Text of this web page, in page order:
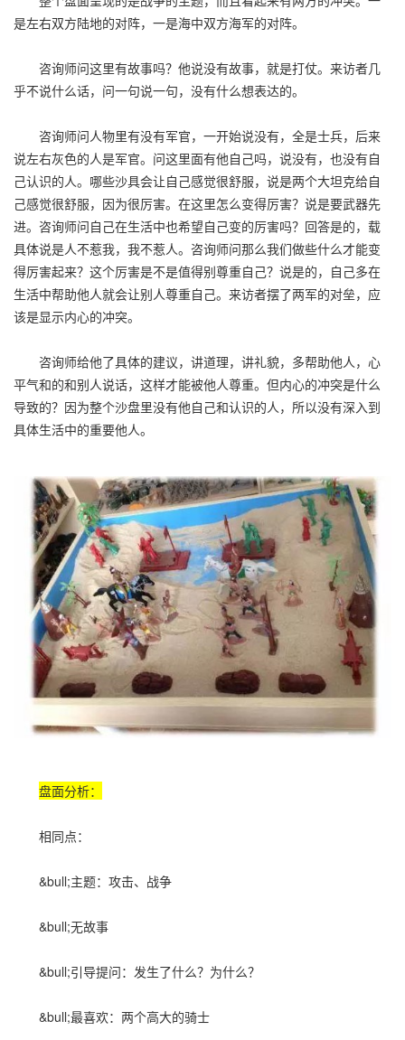
是左右双方陆地的对阵，一是海中双方海军的对阵。
咨询师问这里有故事吗？他说没有故事，就是打仗。来访者几
乎不说什么话，问一句说一句，没有什么想表达的。
咨询师问人物里有没有军官，一开始说没有，全是士兵，后来
说左右灰色的人是军官。问这里面有他自己吗，说没有，也没有自
己认识的人。哪些沙具会让自己感觉很舒服，说是两个大坦克给自
己感觉很舒服，因为很厉害。在这里怎么变得厉害？说是要武器先
进。咨询师问自己在生活中也希望自己变的厉害吗？回答是的，载
具体说是人不惹我，我不惹人。咨询师问那么我们做些什么才能变
得厉害起来？这个厉害是不是值得别尊重自己？说是的，自己多在
生活中帮助他人就会让别人尊重自己。来访者摆了两军的对垒，应
该是显示内心的冲突。
咨询师给他了具体的建议，讲道理，讲礼貌，多帮助他人，心
平气和的和别人说话，这样才能被他人尊重。但内心的冲突是什么
导致的？因为整个沙盘里没有他自己和认识的人，所以没有深入到
具体生活中的重要他人。
盘面分析：
相同点：
&bull;主题：攻击、战争
&bull;无故事
&bull;引导提问：发生了什么？为什么？
&bull;最喜欢：两个高大的骑士